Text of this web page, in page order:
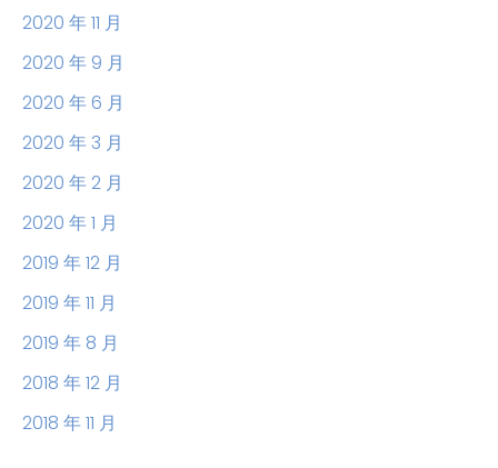
2020 年 11 月
2020 年 9 月
2020 年 6 月
2020 年 3 月
2020 年 2 月
2020 年 1 月
2019 年 12 月
2019 年 11 月
2019 年 8 月
2018 年 12 月
2018 年 11 月